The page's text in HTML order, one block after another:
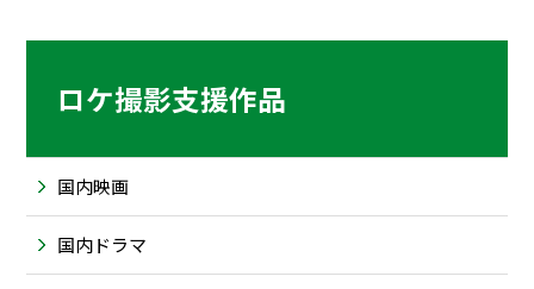
ロケ撮影支援作品
国内映画
国内ドラマ